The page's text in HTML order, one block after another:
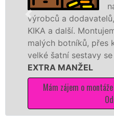
nábytku od
a dodavatelů, jako je
a další. Montujeme a
botníků, přes komody,
šatní sestavy se zárukou
MANŽEL
Mám zájem o montáže nábytku v